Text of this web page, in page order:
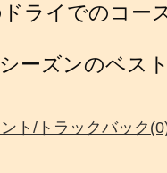
ライでのコー
ーズンのベス
ト/トラックバック